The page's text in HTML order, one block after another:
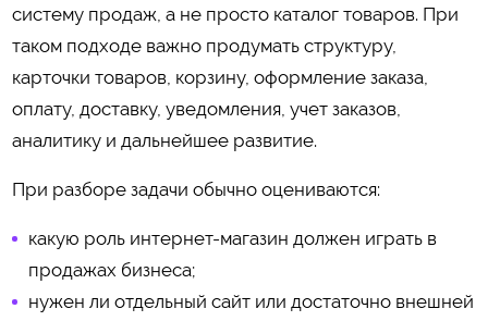
систему продаж, а не просто каталог товаров. При
таком подходе важно продумать структуру,
карточки товаров, корзину, оформление заказа,
оплату, доставку, уведомления, учет заказов,
аналитику и дальнейшее развитие.
При разборе задачи обычно оцениваются:
какую роль интернет-магазин должен играть в
продажах бизнеса;
нужен ли отдельный сайт или достаточно внешней